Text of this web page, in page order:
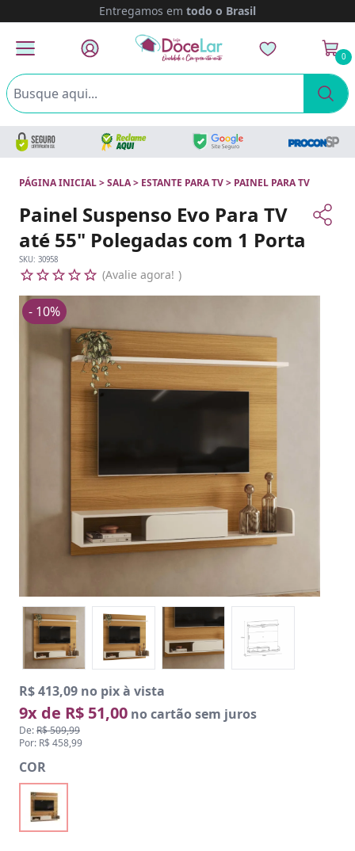
Entregamos em todo o Brasil
0
PÁGINA INICIAL>SALA> ESTANTE PARA TV> PAINEL PARA TV
Painel Suspenso Evo Para TV
até 55" Polegadas com 1 Porta
SKU: 30958
Avalie agora!
R$ 413,09 no pix à vista
9x de R$ 51,00 no cartão sem juros
De:R$ 509,99
Por: R$ 458,99
- 10%
COR